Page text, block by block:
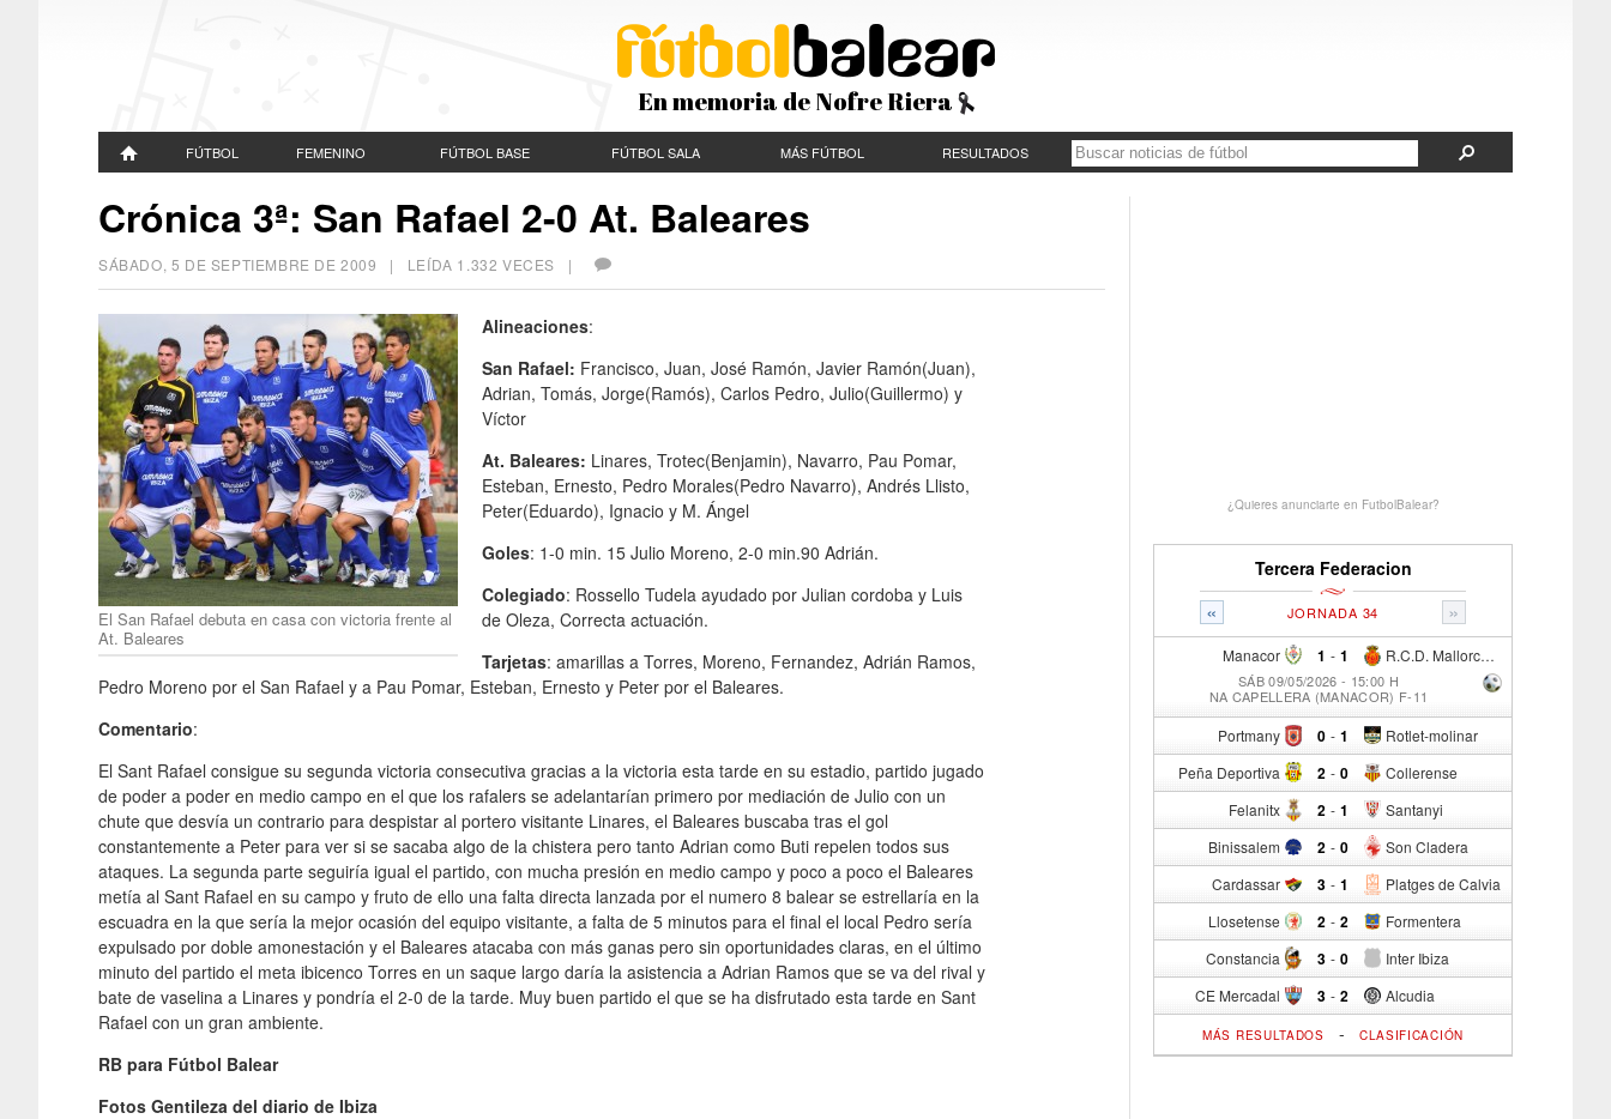
En memoria de Nofre Riera
FÚTBOL FEMENINO FÚTBOL BASE FÚTBOL SALA MÁS FÚTBOL RESULTADOS
Crónica 3ª: San Rafael 2-0 At. Baleares
SÁBADO, 5 DE SEPTIEMBRE DE 2009 | LEÍDA 1.332 VECES |
El San Rafael debuta en casa con victoria frente al
At. Baleares
Alineaciones:
San Rafael: Francisco, Juan, José Ramón, Javier Ramón(Juan),
Adrian, Tomás, Jorge(Ramós), Carlos Pedro, Julio(Guillermo) y
Víctor
At. Baleares: Linares, Trotec(Benjamin), Navarro, Pau Pomar,
Esteban, Ernesto, Pedro Morales(Pedro Navarro), Andrés Llisto,
Peter(Eduardo), Ignacio y M. Ángel
Goles: 1-0 min. 15 Julio Moreno, 2-0 min.90 Adrián.
Colegiado: Rossello Tudela ayudado por Julian cordoba y Luis
de Oleza, Correcta actuación.
Tarjetas: amarillas a Torres, Moreno, Fernandez, Adrián Ramos,
Pedro Moreno por el San Rafael y a Pau Pomar, Esteban, Ernesto y Peter por el Baleares.
Comentario:
El Sant Rafael consigue su segunda victoria consecutiva gracias a la victoria esta tarde en su estadio, partido jugado
de poder a poder en medio campo en el que los rafalers se adelantarían primero por mediación de Julio con un
chute que desvía un contrario para despistar al portero visitante Linares, el Baleares buscaba tras el gol
constantemente a Peter para ver si se sacaba algo de la chistera pero tanto Adrian como Buti repelen todos sus
ataques. La segunda parte seguiría igual el partido, con mucha presión en medio campo y poco a poco el Baleares
metía al Sant Rafael en su campo y fruto de ello una falta directa lanzada por el numero 8 balear se estrellaría en la
escuadra en la que sería la mejor ocasión del equipo visitante, a falta de 5 minutos para el final el local Pedro sería
expulsado por doble amonestación y el Baleares atacaba con más ganas pero sin oportunidades claras, en el último
minuto del partido el meta ibicenco Torres en un saque largo daría la asistencia a Adrian Ramos que se va del rival y
bate de vaselina a Linares y pondría el 2-0 de la tarde. Muy buen partido el que se ha disfrutado esta tarde en Sant
Rafael con un gran ambiente.
RB para Fútbol Balear
Fotos Gentileza del diario de Ibiza
¿Quieres anunciarte en FutbolBalear?
Tercera Federacion
« »
JORNADA 34
Manacor 1 - R.C.D. Mallorca Sad "B"
1
SÁB 09/05/2026 - 15:00 H
NA CAPELLERA (MANACOR) F-11
Portmany 0 - Rotlet-molinar
1
Peña Deportiva 2 - Collerense
0
Felanitx 2 - Santanyi
1
Binissalem 2 - Son Cladera
0
Cardassar 3 - Platges de Calvia
1
Llosetense 2 - Formentera
2
Constancia 3 - Inter Ibiza
0
CE Mercadal 3 - Alcudia
2
MÁS RESULTADOS - CLASIFICACIÓN